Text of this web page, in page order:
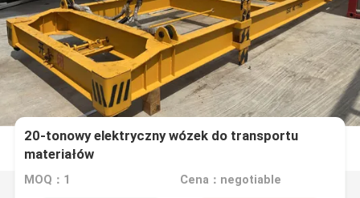
20-tonowy elektryczny wózek do transportu
materiałów
MOQ：1 Cena：negotiable